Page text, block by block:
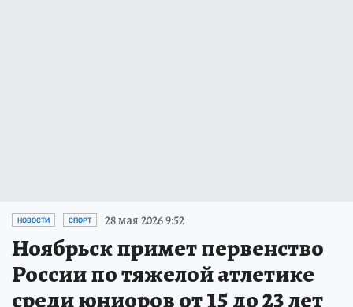
НОВОСТИ СПОРТ 28 мая 2026 9:52
Ноябрьск примет первенство
России по тяжелой атлетике
среди юниоров от 15 до 23 лет